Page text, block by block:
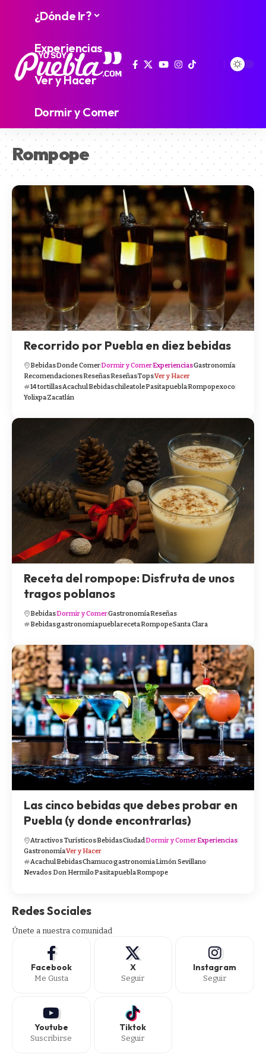
¿Dónde Ir?
Experiencias
Ver y Hacer
Dormir y Comer
Rompope
Recorrido por Puebla en diez bebidas
BebidasDonde ComerDormir y ComerExperienciasGastronomía
RecomendacionesReseñasReseñasTopsVer y Hacer
14 tortillasAcachulBebidaschileatolePasitapueblaRompopexoco
YolixpaZacatlán
Receta del rompope: Disfruta de unos
tragos poblanos
BebidasDormir y ComerGastronomíaReseñas
BebidasgastronomiapueblarecetaRompopeSanta Clara
Las cinco bebidas que debes probar en
Puebla (y donde encontrarlas)
Atractivos TurísticosBebidasCiudadDormir y ComerExperiencias
GastronomíaVer y Hacer
AcachulBebidasChamucogastronomiaLimón Sevillano
Nevados Don HermiloPasitapueblaRompope
Redes Sociales
Únete a nuestra comunidad
Facebook
Me Gusta
X
Seguir
Instagram
Seguir
Youtube
Suscribirse
Tiktok
Seguir